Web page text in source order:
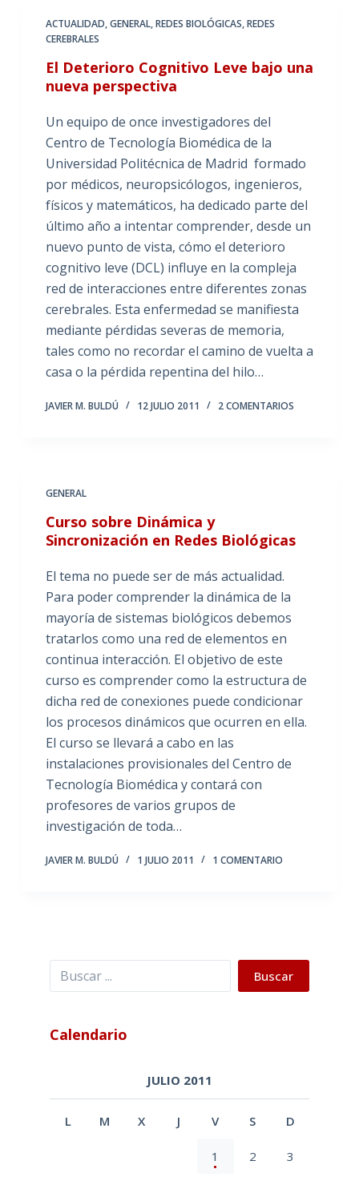
ACTUALIDAD,GENERAL,REDES BIOLÓGICAS,REDES
CEREBRALES
El Deterioro Cognitivo Leve bajo una
nueva perspectiva
Un equipo de once investigadores del
Centro de Tecnología Biomédica de la
Universidad Politécnica de Madrid formado
por médicos, neuropsicólogos, ingenieros,
físicos y matemáticos, ha dedicado parte del
último año a intentar comprender, desde un
nuevo punto de vista, cómo el deterioro
cognitivo leve (DCL) influye en la compleja
red de interacciones entre diferentes zonas
cerebrales. Esta enfermedad se manifiesta
mediante pérdidas severas de memoria,
tales como no recordar el camino de vuelta a
casa o la pérdida repentina del hilo…
JAVIER M. BULDÚ 12 JULIO 2011 2 COMENTARIOS
GENERAL
Curso sobre Dinámica y
Sincronización en Redes Biológicas
El tema no puede ser de más actualidad.
Para poder comprender la dinámica de la
mayoría de sistemas biológicos debemos
tratarlos como una red de elementos en
continua interacción. El objetivo de este
curso es comprender como la estructura de
dicha red de conexiones puede condicionar
los procesos dinámicos que ocurren en ella.
El curso se llevará a cabo en las
instalaciones provisionales del Centro de
Tecnología Biomédica y contará con
profesores de varios grupos de
investigación de toda…
JAVIER M. BULDÚ 1 JULIO 2011 1 COMENTARIO
Buscar Buscar
Calendario
JULIO 2011
L M X J V S D
1 2 3